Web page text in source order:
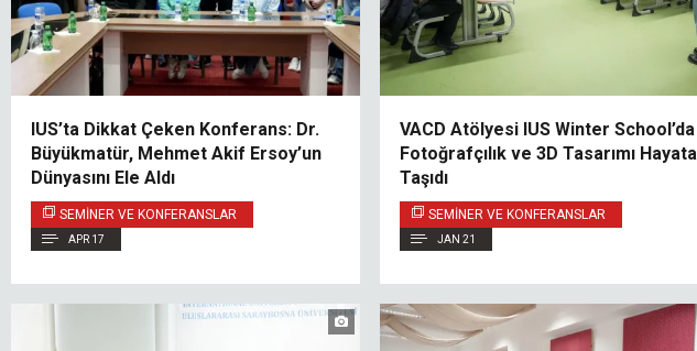
IUS’ta Dikkat Çeken Konferans: Dr.
Büyükmatür, Mehmet Akif Ersoy’un
Dünyasını Ele Aldı
SEMINER VE KONFERANSLAR
APR 17
VACD Atölyesi IUS Winter School’da
Fotoğrafçılık ve 3D Tasarımı Hayata
Taşıdı
SEMINER VE KONFERANSLAR
JAN 21